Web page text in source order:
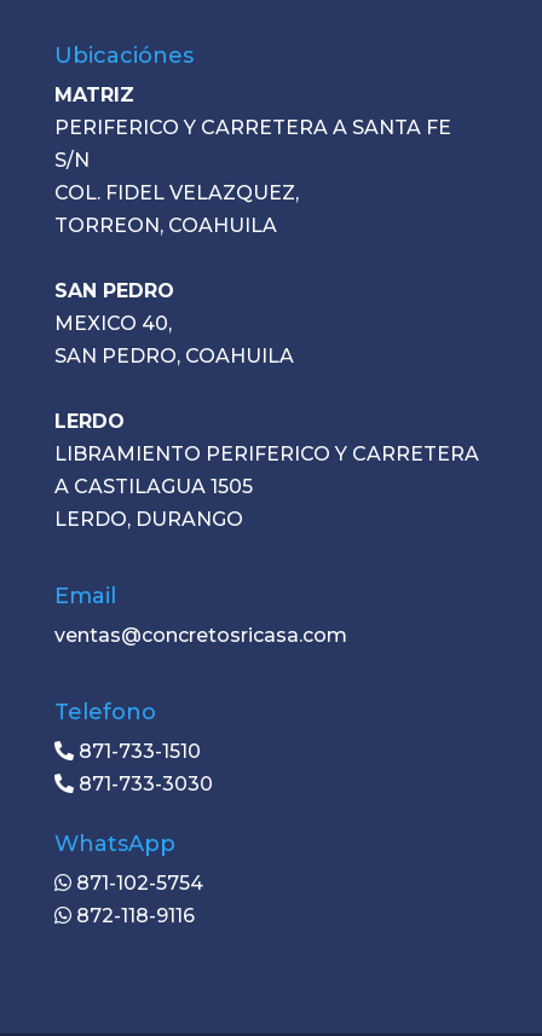
Ubicaciónes
MATRIZ
PERIFERICO Y CARRETERA A SANTA FE
S/N
COL. FIDEL VELAZQUEZ,
TORREON, COAHUILA
SAN PEDRO
MEXICO 40,
SAN PEDRO, COAHUILA
LERDO
LIBRAMIENTO PERIFERICO Y CARRETERA
A CASTILAGUA 1505
LERDO, DURANGO
Email
ventas@concretosricasa.com
Telefono
871-733-1510
871-733-3030
WhatsApp
871-102-5754
872-118-9116